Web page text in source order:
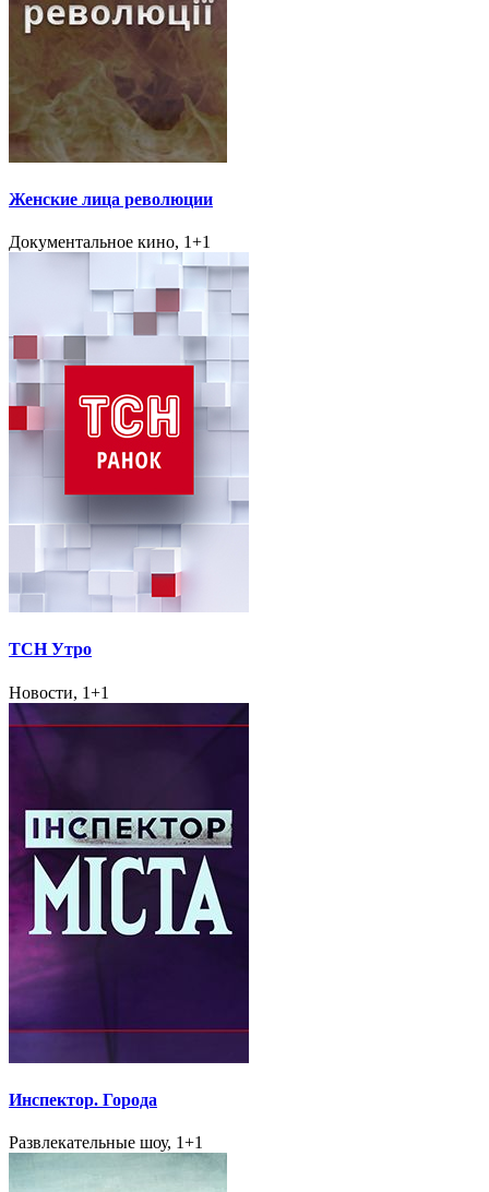
Женские лица революции
Документальное кино, 1+1
ТСН Утро
Новости, 1+1
Инспектор. Города
Развлекательные шоу, 1+1